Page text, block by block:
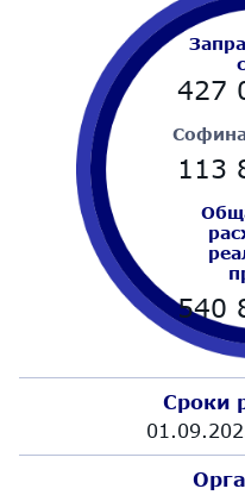
427
113
540
Сроки